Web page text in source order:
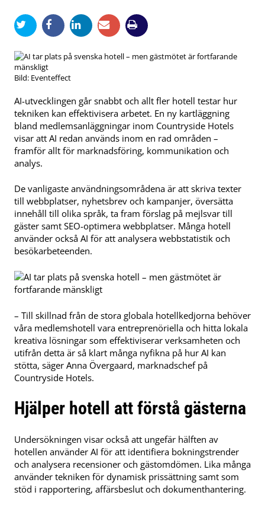
Bild: Eventeffect
AI-utvecklingen går snabbt och allt fler hotell testar hur
tekniken kan effektivisera arbetet. En ny kartläggning
bland medlemsanläggningar inom Countryside Hotels
visar att AI redan används inom en rad områden –
framför allt för marknadsföring, kommunikation och
analys.
De vanligaste användningsområdena är att skriva texter
till webbplatser, nyhetsbrev och kampanjer, översätta
innehåll till olika språk, ta fram förslag på mejlsvar till
gäster samt SEO-optimera webbplatser. Många hotell
använder också AI för att analysera webbstatistik och
besökarbeteenden.
– Till skillnad från de stora globala hotellkedjorna behöver
våra medlemshotell vara entreprenöriella och hitta lokala
kreativa lösningar som effektiviserar verksamheten och
utifrån detta är så klart många nyfikna på hur AI kan
stötta, säger Anna Övergaard, marknadschef på
Countryside Hotels.
Hjälper hotell att förstå gästerna
Undersökningen visar också att ungefär hälften av
hotellen använder AI för att identifiera bokningstrender
och analysera recensioner och gästomdömen. Lika många
använder tekniken för dynamisk prissättning samt som
stöd i rapportering, affärsbeslut och dokumenthantering.